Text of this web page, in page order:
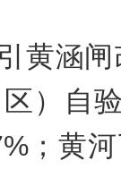
黄涵
）自
；黄